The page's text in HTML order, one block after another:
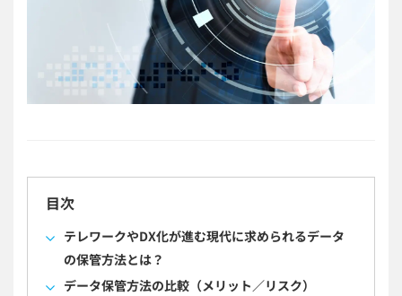
目次
テレワークやDX化が進む現代に求められるデータ
の保管方法とは？
データ保管方法の比較（メリット／リスク）